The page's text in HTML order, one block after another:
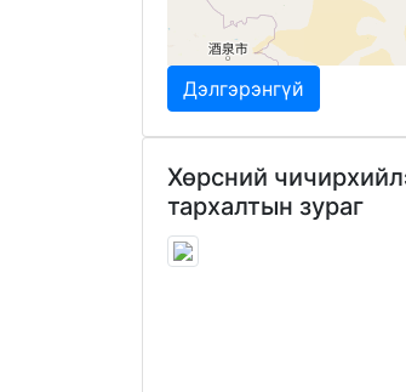
Дэлгэрэнгүй
Хөрсний
тархалтын зураг